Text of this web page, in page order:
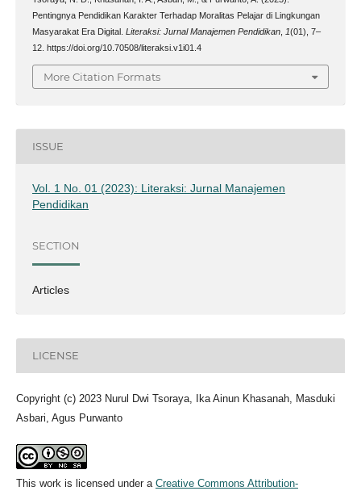
Pentingnya Pendidikan Karakter Terhadap Moralitas Pelajar di Lingkungan
Masyarakat Era Digital. Literaksi: Jurnal Manajemen Pendidikan, 1(01), 7–
12. https://doi.org/10.70508/literaksi.v1i01.4
More Citation Formats
ISSUE
Vol. 1 No. 01 (2023): Literaksi: Jurnal Manajemen
Pendidikan
SECTION
Articles
LICENSE
Copyright (c) 2023 Nurul Dwi Tsoraya, Ika Ainun Khasanah, Masduki
Asbari, Agus Purwanto
This work is licensed under a Creative Commons Attribution-